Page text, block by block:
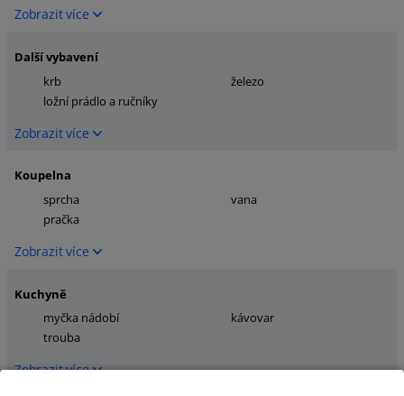
Zobrazit více
Další vybavení
krb
železo
ložní prádlo a ručníky
Zobrazit více
Koupelna
sprcha
vana
pračka
Zobrazit více
Kuchyně
myčka nádobí
kávovar
trouba
Zobrazit více